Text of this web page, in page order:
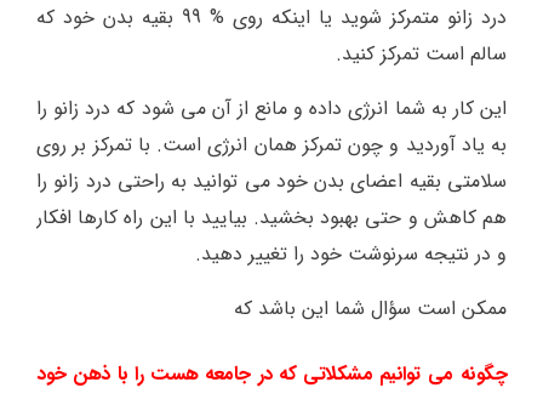
درد زانو متمرکز شوید یا اینکه روی % 99 بقیه بدن خود که
سالم است تمرکز کنید.
این کار به شما انرژی داده و مانع از آن می شود که درد زانو را
به یاد آوردید و چون تمرکز همان انرژی است. با تمرکز بر روی
سلامتی بقیه اعضای بدن خود می توانید به راحتی درد زانو را
هم کاهش و حتی بهبود بخشید. بیایید با این راه کارها افکار
و در نتیجه سرنوشت خود را تغییر دهید.
ممکن است سؤال شما این باشد که
چگونه می توانیم مشکلاتی که در جامعه هست را با ذهن خود